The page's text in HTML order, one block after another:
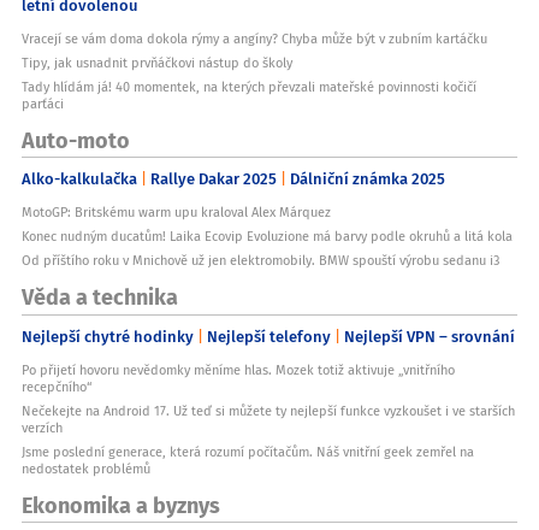
Vracejí se vám doma dokola rýmy a angíny? Chyba může být v zubním kartáčku
Tipy, jak usnadnit prvňáčkovi nástup do školy
Tady hlídám já! 40 momentek, na kterých převzali mateřské povinnosti kočičí
parťáci
Auto-moto
Alko-kalkulačka Rallye Dakar 2025 Dálniční známka 2025
MotoGP: Britskému warm upu kraloval Alex Márquez
Konec nudným ducatům! Laika Ecovip Evoluzione má barvy podle okruhů a litá kola
Od příštího roku v Mnichově už jen elektromobily. BMW spouští výrobu sedanu i3
Věda a technika
Nejlepší chytré hodinky Nejlepší telefony Nejlepší VPN – srovnání
Po přijetí hovoru nevědomky měníme hlas. Mozek totiž aktivuje „vnitřního
recepčního“
Nečekejte na Android 17. Už teď si můžete ty nejlepší funkce vyzkoušet i ve starších
verzích
Jsme poslední generace, která rozumí počítačům. Náš vnitřní geek zemřel na
nedostatek problémů
Ekonomika a byznys